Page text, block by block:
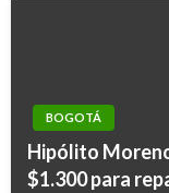
BOGOTÁ
Hipólito
$1.300 para